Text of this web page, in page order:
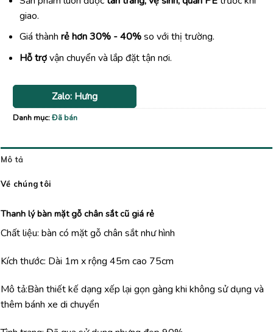
giao.
Giá thành rẻ hơn 30% - 40%so với thị trường.
Hỗ trợvận chuyển và lắp đặt tận nơi.
Zalo: Hưng
Danh mục:Đã bán
Mô tả
Về chúng tôi
Thanh lý bàn mặt gỗ chân sắt cũ giá rẻ
Chất liệu: bàn có mặt gỗ chân sắt như hình
Kích thước: Dài 1m x rộng 45m cao 75cm
Mô tả:Bàn thiết kế dạng xếp lại gọn gàng khi không sử dụng và
thêm bánh xe di chuyển